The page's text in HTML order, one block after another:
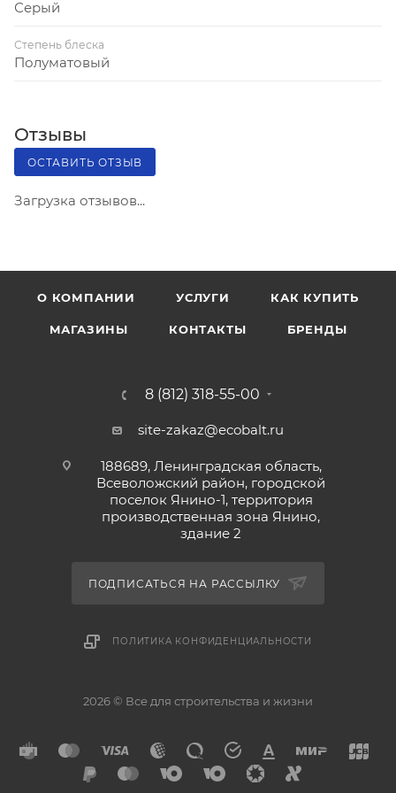
Серый
Степень блеска
Полуматовый
Отзывы
ОСТАВИТЬ ОТЗЫВ
Загрузка отзывов...
О КОМПАНИИ УСЛУГИ КАК КУПИТЬ
МАГАЗИНЫ КОНТАКТЫ БРЕНДЫ
8 (812) 318-55-00
site-zakaz@ecobalt.ru
188689, Ленинградская область,
Всеволожский район, городской
поселок Янино-1, территория
производственная зона Янино,
здание 2
ПОДПИСАТЬСЯ НА РАССЫЛКУ
ПОЛИТИКА КОНФИДЕНЦИАЛЬНОСТИ
2026 © Все для строительства и жизни